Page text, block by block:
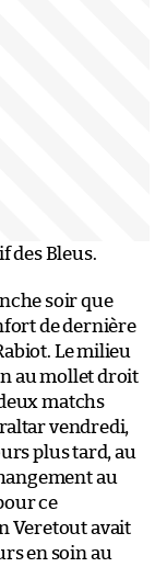
des Bleus.
soir que
de dernière
Le milieu
au mollet droit
matchs
vendredi,
plus tard, au
au
ce
Veretout avait
en soin au